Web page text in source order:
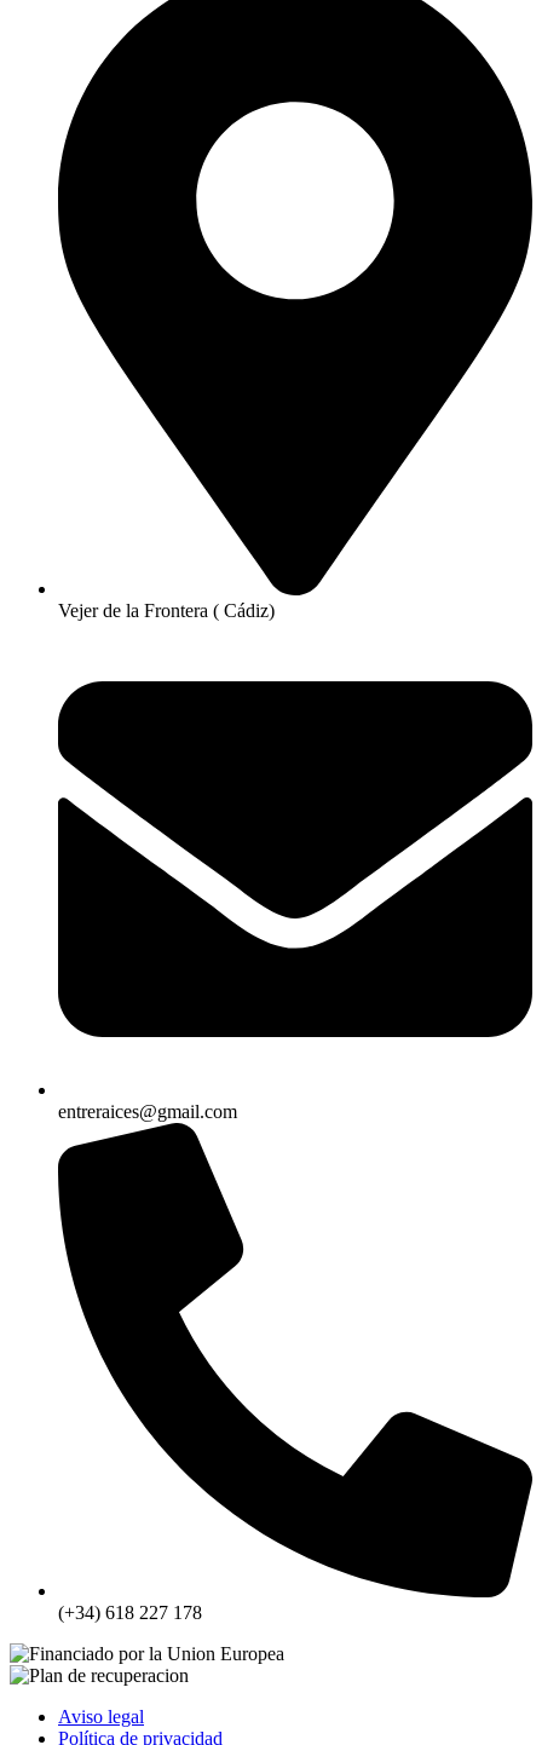
Vejer de la Frontera ( Cádiz)
entreraices@gmail.com
(+34) 618 227 178
Aviso legal
Política de privacidad